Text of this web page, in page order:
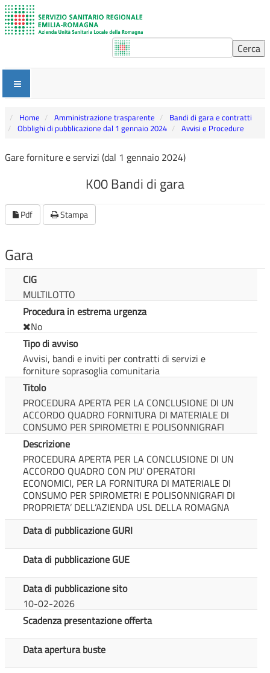
Home Amministrazione trasparente
Bandi di gara e contratti
Obblighi di pubblicazione dal 1 gennaio 2024
Avvisi e Procedure
Gare forniture e servizi (dal 1 gennaio 2024)
K00 Bandi di gara
Pdf Stampa
Gara
CIG
MULTILOTTO
Procedura in estrema urgenza
No
Tipo di avviso
Avvisi, bandi e inviti per contratti di servizi e
forniture soprasoglia comunitaria
Titolo
PROCEDURA APERTA PER LA CONCLUSIONE DI UN
ACCORDO QUADRO FORNITURA DI MATERIALE DI
CONSUMO PER SPIROMETRI E POLISONNIGRAFI
Descrizione
PROCEDURA APERTA PER LA CONCLUSIONE DI UN
ACCORDO QUADRO CON PIU’ OPERATORI
ECONOMICI, PER LA FORNITURA DI MATERIALE DI
CONSUMO PER SPIROMETRI E POLISONNIGRAFI DI
PROPRIETA’ DELL’AZIENDA USL DELLA ROMAGNA
Data di pubblicazione GURI
Data di pubblicazione GUE
Data di pubblicazione sito
10-02-2026
Scadenza presentazione offerta
Data apertura buste